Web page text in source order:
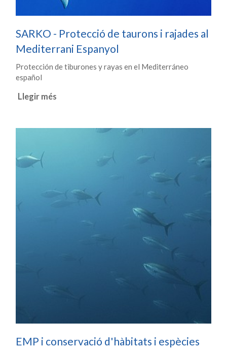
SARKO - Protecció de taurons i rajades al
Mediterrani Espanyol
Protección de tiburones y rayas en el Mediterráneo
español
Llegir més
EMP i conservació d'hàbitats i espècies